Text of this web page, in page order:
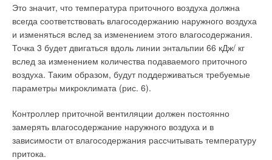
Это значит, что температура приточного воздуха должна
всегда соответствовать влагосодержанию наружного воздуха
и изменяться вслед за изменением этого влагосодержания.
Точка 3 будет двигаться вдоль линии энтальпии 66 кДж/ кг
вслед за изменением количества подаваемого приточного
воздуха. Таким образом, будут поддерживаться требуемые
параметры микроклимата (рис. 6).
Контроллер приточной вентиляции должен постоянно
замерять влагосодержание наружного воздуха и в
зависимости от влагосодержания рассчитывать температуру
притока.
07-09-2016
Дмитрий
Да, но 80-105С - это уже совсем другие деньги!
И совсем другая, к сожалению, окупаемость! :-(
Комментарий полезен?
пользователей считают этот комментарий полезным